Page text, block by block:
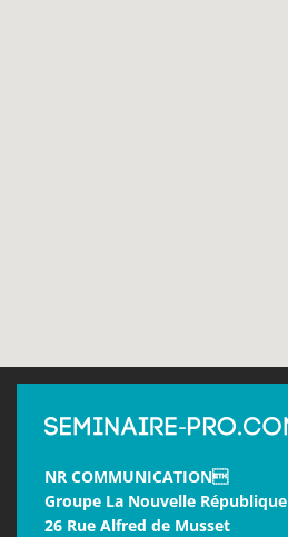
NR COMMUNICATION
Groupe La Nouvelle République
26 Rue Alfred de Musset